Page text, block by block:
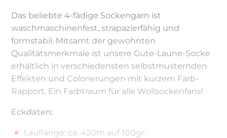
Das beliebte 4-fädige Sockengarn ist
waschmaschinenfest, strapazierfähig und
formstabil. Mitsamt der gewohnten
Qualitätsmerkmale ist unsere Gute-Laune-Socke
erhältlich in verschiedensten selbstmusternden
Effekten und Colorierungen mit kurzem Farb-
Rapport. Ein Farbtraum für alle Wollsockenfans!
Eckdaten:
Lauflänge: ca. 420m auf 100gr.